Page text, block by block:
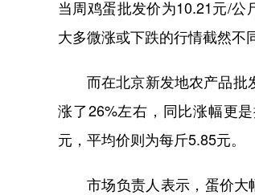
当周鸡蛋批发价为10.21元/公
大多微涨或下跌的行情截然不
而在北京新发地农产品批
涨了26%左右，同比涨幅更
元，平均价则为每斤5.85元。
市场负责人表示，蛋价大